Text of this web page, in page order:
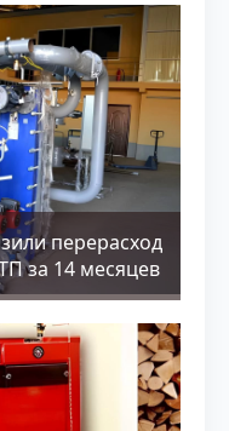
перерасход
за 14 месяцев